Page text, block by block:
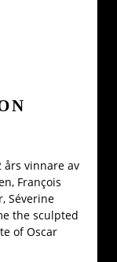
års vinnare av
François
Séverine
the sculpted
of Oscar